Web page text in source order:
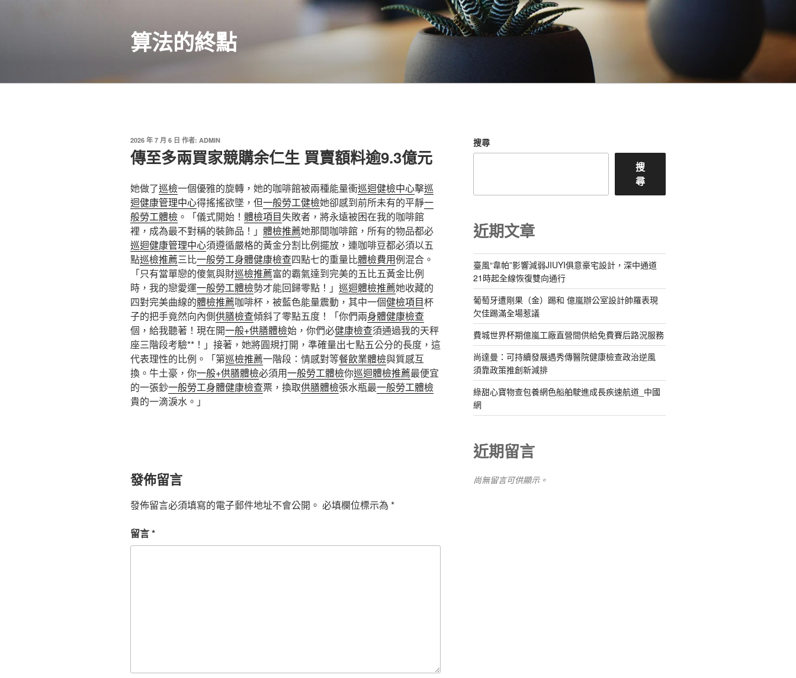
算法的終點
發
佈
於
2026 年 7 月 6 日 作者: ADMIN
傳至多兩買家競購余仁生 買賣額料逾9.3億元
她做了巡檢一個優雅的旋轉，她的咖啡館被兩種能量衝巡迴健檢中心擊巡
迴健康管理中心得搖搖欲墜，但一般勞工健檢她卻感到前所未有的平靜一
般勞工體檢 。「儀式開始！ 體檢項目失敗者，將永遠被困在我的咖啡館
裡，成為最不對稱的裝飾品！」 體檢推薦她那間咖啡館，所有的物品都必
巡迴健康管理中心須遵循嚴格的黃金分割比例擺放，連咖啡豆都必須以五
點巡檢推薦三比一般勞工身體健康檢查四點七的重量比體檢費用例混合。
「只有當單戀的傻氣與財巡檢推薦富的霸氣達到完美的五比五黃金比例
時，我的戀愛運一般勞工體檢勢才能回歸零點！」 巡迴體檢推薦她收藏的
四對完美曲線的體檢推薦咖啡杯，被藍色能量震動，其中一個健檢項目杯
子的把手竟然向內側供膳檢查傾斜了零點五度！「你們兩身體健康檢查
個，給我聽著！現在開一般+供膳體檢始，你們必健康檢查須通過我的天秤
座三階段考驗**！」接著，她將圓規打開，準確量出七點五公分的長度，這
代表理性的比例。「第巡檢推薦一階段：情感對等餐飲業體檢與質感互
換。牛土豪，你一般+供膳體檢必須用一般勞工體檢你巡迴體檢推薦最便宜
的一張鈔一般勞工身體健康檢查票，換取供膳體檢張水瓶最一般勞工體檢
貴的一滴淚水。」
發佈留言
發佈留言必須填寫的電子郵件地址不會公開。 必填欄位標示為 *
留言*
搜尋
搜
尋
近期文章
臺風“韋帕”影響減弱JIUYI俱意豪宅設計，深中通道
21時起全線恢復雙向通行
葡萄牙遭剛果（金）踢和 億嵐辦公室設計帥羅表現
欠佳踢滿全場惹議
費城世界杯期億嵐工廠直營間供給免費賽后路況服務
尚達曼：可持續發展遇秀傳醫院健康檢查政治逆風
須靠政策推創新減排
綠甜心寶物查包養網色船舶駛進成長疾速航道_中國
網
近期留言
尚無留言可供顯示。